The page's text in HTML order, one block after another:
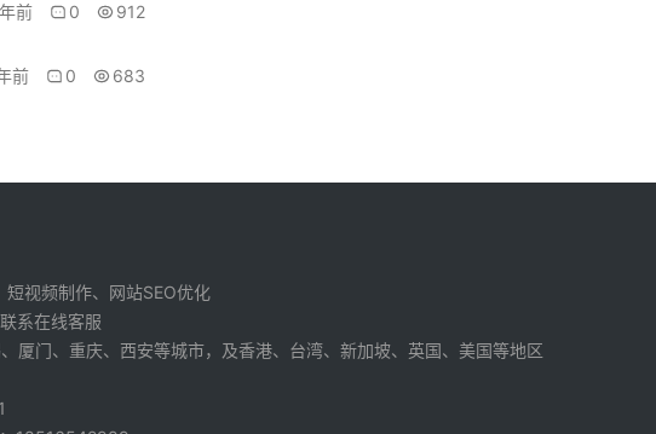
前 0 912
前 0 683
视频制作、网站SEO优化
系在线客服
、 厦门、 重庆、 西安等城市，及香港、 台湾、 新加坡、英国、美国等地区